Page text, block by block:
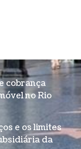
cobrança
no Rio
e os limites
da